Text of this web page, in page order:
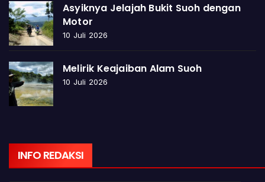
Asyiknya Jelajah Bukit Suoh dengan
Motor
10 Juli 2026
Melirik Keajaiban Alam Suoh
10 Juli 2026
INFO REDAKSI